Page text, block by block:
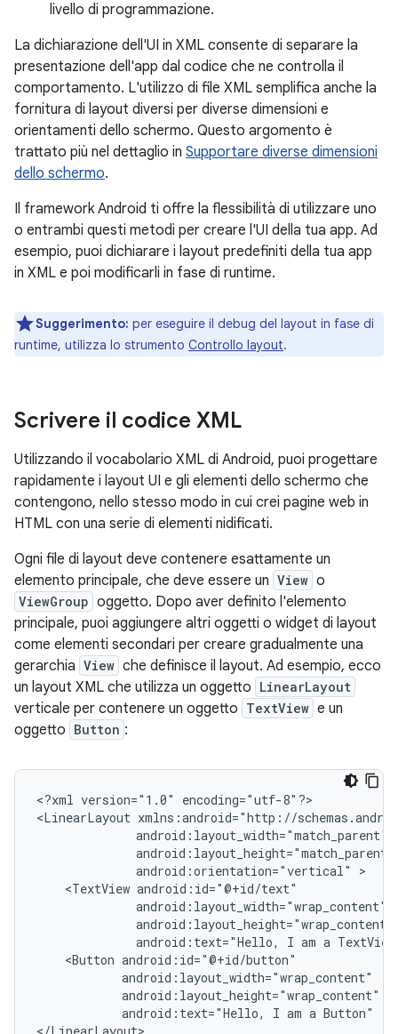
livello di programmazione.
La dichiarazione dell'UI in XML consente di separare la
presentazione dell'app dal codice che ne controlla il
comportamento. L'utilizzo di file XML semplifica anche la
fornitura di layout diversi per diverse dimensioni e
orientamenti dello schermo. Questo argomento è
trattato più nel dettaglio in Supportare diverse dimensioni
dello schermo.
Il framework Android ti offre la flessibilità di utilizzare uno
o entrambi questi metodi per creare l'UI della tua app. Ad
esempio, puoi dichiarare i layout predefiniti della tua app
in XML e poi modificarli in fase di runtime.
Suggerimento: per eseguire il debug del layout in fase di
runtime, utilizza lo strumento Controllo layout.
Scrivere il codice XML
Utilizzando il vocabolario XML di Android, puoi progettare
rapidamente i layout UI e gli elementi dello schermo che
contengono, nello stesso modo in cui crei pagine web in
HTML con una serie di elementi nidificati.
Ogni file di layout deve contenere esattamente un
elemento principale, che deve essere un View o
ViewGroup oggetto. Dopo aver definito l'elemento
principale, puoi aggiungere altri oggetti o widget di layout
come elementi secondari per creare gradualmente una
gerarchia View che definisce il layout. Ad esempio, ecco
un layout XML che utilizza un oggetto LinearLayout
verticale per contenere un oggetto TextView e un
oggetto Button :
<?xml version="1.0"
encoding="utf-8"?>
<LinearLayout
android:orientation="vertical"
<TextView
android:text="Hello,
I am a
<Button
android:text="Hello,
I am a Button"